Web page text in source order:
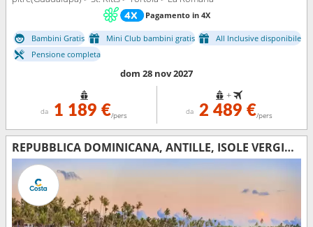
Pagamento in 4X
Bambini Gratis Mini Club bambini gratis
All Inclusive disponibile
Pensione completa
dom 28 nov 2027
da 1 189 €/pers
+
da 2 489 €/pers
REPUBBLICA DOMINICANA, ANTILLE, ISOLE VERGINI, ISOLE TURKS